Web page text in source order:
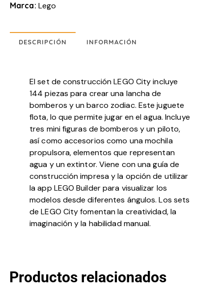
Marca: Lego
DESCRIPCIÓN INFORMACIÓN
El set de construcción LEGO City incluye
144 piezas para crear una lancha de
bomberos y un barco zodiac. Este juguete
flota, lo que permite jugar en el agua. Incluye
tres mini figuras de bomberos y un piloto,
así como accesorios como una mochila
propulsora, elementos que representan
agua y un extintor. Viene con una guía de
construcción impresa y la opción de utilizar
la app LEGO Builder para visualizar los
modelos desde diferentes ángulos. Los sets
de LEGO City fomentan la creatividad, la
imaginación y la habilidad manual.
Productos relacionados